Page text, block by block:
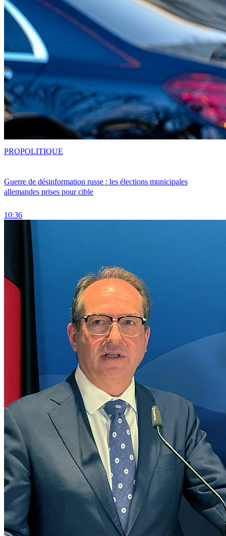
Guerre de désinformation russe : les élections municipales
allemandes prises pour cible
10:36
PROPOLITIQUE